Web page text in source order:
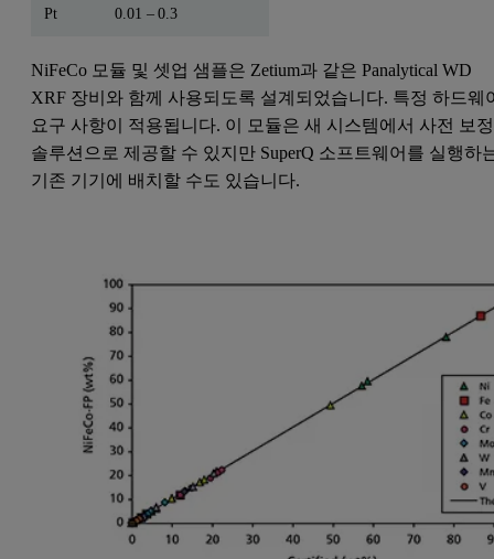
Pt 0.01 – 0.3
NiFeCo 모듈 및 셋업 샘플은 Zetium과 같은 Panalytical WD
XRF 장비와 함께 사용되도록 설계되었습니다. 특정 하드웨
요구 사항이 적용됩니다. 이 모듈은 새 시스템에서 사전 보정
솔루션으로 제공할 수 있지만 SuperQ 소프트웨어를 실행하
기존 기기에 배치할 수도 있습니다.